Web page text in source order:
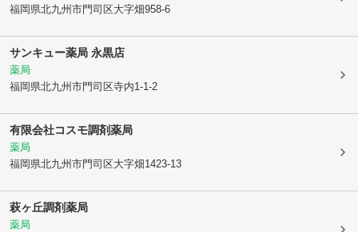
福岡県北九州市門司区大字畑958-6
サンキュー薬局 永黒店
薬局
福岡県北九州市門司区寺内1-1-2
有限会社コスモ調剤薬局
薬局
福岡県北九州市門司区大字畑1423-13
萩ヶ丘調剤薬局
薬局